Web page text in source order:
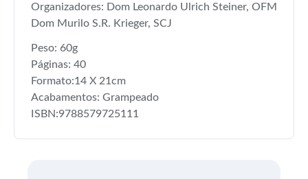
Organizadores: Dom Leonardo Ulrich Steiner, OFM
Dom Murilo S.R. Krieger, SCJ
Peso: 60g
Páginas: 40
Formato:14 X 21cm
Acabamentos: Grampeado
ISBN:9788579725111